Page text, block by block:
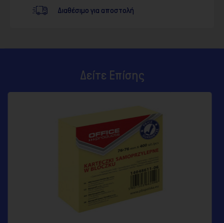
Διαθέσιμο για αποστολή
Δείτε Επίσης